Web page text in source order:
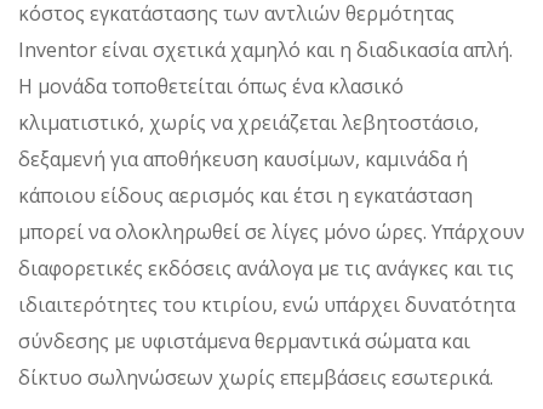
κόστος εγκατάστασης των αντλιών θερμότητας
Inventor είναι σχετικά χαμηλό και η διαδικασία απλή.
Η μονάδα τοποθετείται όπως ένα κλασικό
κλιματιστικό, χωρίς να χρειάζεται λεβητοστάσιο,
δεξαμενή για αποθήκευση καυσίμων, καμινάδα ή
κάποιου είδους αερισμός και έτσι η εγκατάσταση
μπορεί να ολοκληρωθεί σε λίγες μόνο ώρες. Υπάρχουν
διαφορετικές εκδόσεις ανάλογα με τις ανάγκες και τις
ιδιαιτερότητες του κτιρίου, ενώ υπάρχει δυνατότητα
σύνδεσης με υφιστάμενα θερμαντικά σώματα και
δίκτυο σωληνώσεων χωρίς επεμβάσεις εσωτερικά.